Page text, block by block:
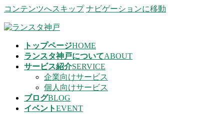
コンテンツへスキップ ナビゲーションに移動
トップページHOME
ランスタ神戸についてABOUT
サービス紹介SERVICE
企業向けサービス
個人向けサービス
ブログBLOG
イベントEVENT